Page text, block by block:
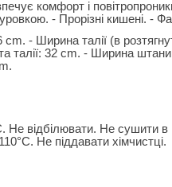
комфорт і
- Прорізні кишені. -
- Ширина талії (в
талії: 32 cm. - Ширина
Не відбілювати. Не сушити в
Не піддавати хімчистці.